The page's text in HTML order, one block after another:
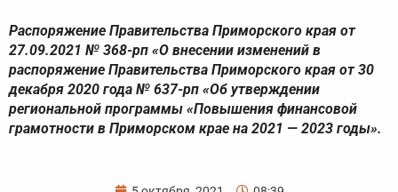
Распоряжение Правительства Приморского края от
27.09.2021 № 368-рп «О внесении изменений в
распоряжение Правительства Приморского края от 30
декабря 2020 года № 637-рп «Об утверждении
региональной программы «Повышения финансовой
грамотности в Приморском крае на 2021 — 2023 годы».